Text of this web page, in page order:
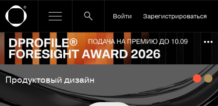
Войти Зарегистрироваться
Ссылка баннера
Продуктовый дизайн